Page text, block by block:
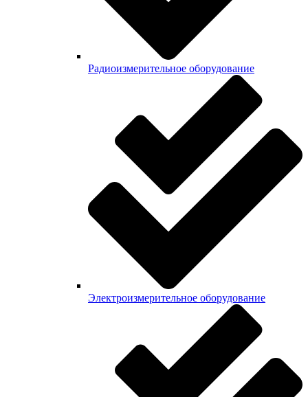
Радиоизмерительное оборудование
Электроизмерительное оборудование